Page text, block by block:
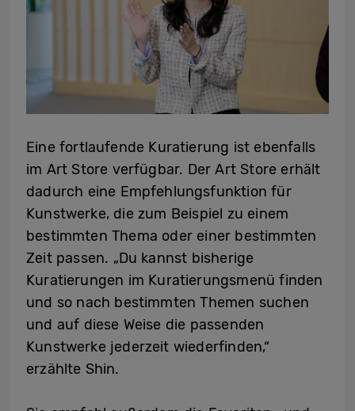
Eine fortlaufende Kuratierung ist ebenfalls
im Art Store verfügbar. Der Art Store erhält
dadurch eine Empfehlungsfunktion für
Kunstwerke, die zum Beispiel zu einem
bestimmten Thema oder einer bestimmten
Zeit passen. „Du kannst bisherige
Kuratierungen im Kuratierungsmenü finden
und so nach bestimmten Themen suchen
und auf diese Weise die passenden
Kunstwerke jederzeit wiederfinden,“
erzählte Shin.